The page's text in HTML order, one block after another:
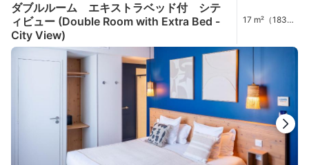
ダブルルーム エキストラベッド付 シテ
ィビュー (Double Room with Extra Bed -
City View)
17 m²（183